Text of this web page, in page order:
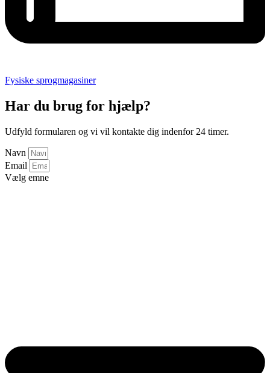
Fysiske sprogmagasiner
Har du brug for hjælp?
Udfyld formularen og vi vil kontakte dig indenfor 24 timer.
Navn
Email
Vælg emne